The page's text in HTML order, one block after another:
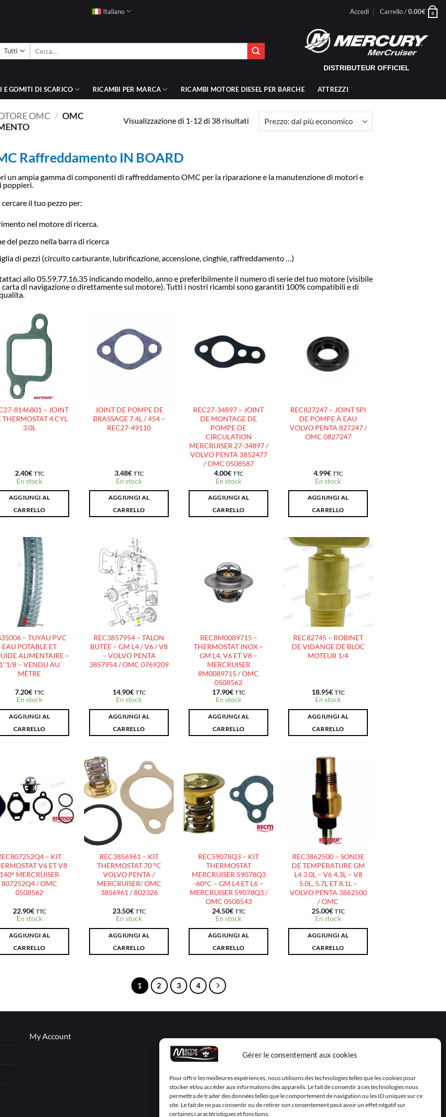
Gérer le consentement aux cookies
Pour offrir les meilleures expériences, nous utilisons des technologies telles que les cookies pour
stocker et/ou accéder aux informations des appareils. Le fait de consentir à ces technologies nous
permettra de traiter des données telles que le comportement de navigation ou les ID uniques sur ce
site. Le fait de ne pas consentir ou de retirer son consentement peut avoir un effet négatif sur
certaines caractéristiques et fonctions.
Italiano Accedi Carrello /0.00€ 0
DISTRIBUTEUR OFFICIEL
E GOMITI DI SCARICO RICAMBI PER MARCA RICAMBI MOTORE DIESEL PER BARCHE ATTREZZI
OMC / OMC
Visualizzazione di 1-12 di 38 risultatiPrezzo:
Raffreddamento IN BOARD
un ampia gamma di componenti di raffreddamento OMC per la riparazione e la manutenzione di motori e
poppieri.
il tuo pezzo per:
nel motore di ricerca.
del pezzo nella barra di ricerca
di pezzi (circuito carburante, lubrificazione, accensione, cinghie, raffreddamento …)
allo 05.59.77.16.35 indicando modello, anno e preferibilmente il numero di serie del tuo motore (visibile
carta di navigazione o direttamente sul motore). Tutti i nostri ricambi sono garantiti 100% compatibili e di
AJOUTER
LISTE
D’ENVIES
8146801 – JOINT
THERMOSTAT 4 CYL
3.0L
2.40€ TTC
En stock
AGGIUNGI AL
CARRELLO
AJOUTER
À LA
LISTE
D’ENVIES
JOINT DE POMPE DE
BRASSAGE 7.4L / 454 –
REC27-49110
3.48€ TTC
En stock
AGGIUNGI AL
CARRELLO
AJOUTER
À LA
LISTE
D’ENVIES
REC27-34897 – JOINT
DE MONTAGE DE
POMPE DE
CIRCULATION
MERCRUISER 27-34897 /
VOLVO PENTA 3852477
/ OMC 0508587
4.00€ TTC
En stock
AGGIUNGI AL
CARRELLO
AJOUTER
À LA
LISTE
D’ENVIES
REC827247 – JOINT SPI
DE POMPE À EAU
VOLVO PENTA 827247 /
OMC 0827247
4.99€ TTC
En stock
AGGIUNGI AL
CARRELLO
AJOUTER
À LA
LISTE
D’ENVIES
– TUYAU PVC
EAU POTABLE ET
ALIMENTAIRE –
8 – VENDU AU
MÈTRE
7.20€ TTC
En stock
AGGIUNGI AL
CARRELLO
AJOUTER
À LA
LISTE
D’ENVIES
REC3857954 – TALON
BUTÉE – GM L4 / V6 / V8
– VOLVO PENTA
3857954 / OMC 0769209
14.90€ TTC
En stock
AGGIUNGI AL
CARRELLO
AJOUTER
À LA
LISTE
D’ENVIES
REC8M0089715 –
THERMOSTAT INOX –
GM L4, V6 ET V8 –
MERCRUISER
8M0089715 / OMC
0508562
17.90€ TTC
En stock
AGGIUNGI AL
CARRELLO
AJOUTER
D’ENVIES
REC82745 – ROBINET
DE VIDANGE DE BLOC
MOTEUR 1/4
18.95€ TTC
En stock
AGGIUNGI AL
CARRELLO
AJOUTER
À LA
LISTE
D’ENVIES
– KIT
V6 ET V8
140° MERCRUISER
807252Q4 / OMC
0508562
22.90€ TTC
En stock
AGGIUNGI AL
CARRELLO
AJOUTER
D’ENVIES
REC3856961 – KIT
THERMOSTAT 70 °C
VOLVO PENTA /
MERCRUISER/ OMC
3856961 / 802326
23.50€ TTC
En stock
AGGIUNGI AL
CARRELLO
AJOUTER
À LA
LISTE
D’ENVIES
REC59078Q3 – KIT
THERMOSTAT
MERCRUISER 59078Q3
-60°C – GM L4 ET L6 –
MERCRUISER 59078Q3 /
OMC 0508543
24.50€ TTC
En stock
AGGIUNGI AL
CARRELLO
AJOUTER
À LA
D’ENVIES
REC3862500 – SONDE
DE TEMPÉRATURE GM
L4 3.0L – V6 4.3L – V8
5.0L, 5.7L ET 8.1L –
VOLVO PENTA 3862500
/ OMC
25.00€ TTC
En stock
AGGIUNGI AL
CARRELLO
1 2 3 4
My Account